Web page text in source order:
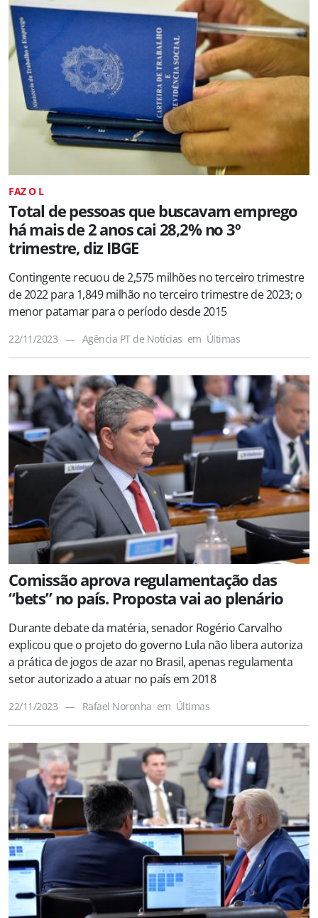
FAZ O L
Total de pessoas que buscavam emprego
há mais de 2 anos cai 28,2% no 3º
trimestre, diz IBGE
Contingente recuou de 2,575 milhões no terceiro trimestre
de 2022 para 1,849 milhão no terceiro trimestre de 2023; o
menor patamar para o período desde 2015
22/11/2023 — Agência PT de Notícias em Últimas
Comissão aprova regulamentação das
“bets” no país. Proposta vai ao plenário
Durante debate da matéria, senador Rogério Carvalho
explicou que o projeto do governo Lula não libera autoriza
a prática de jogos de azar no Brasil, apenas regulamenta
setor autorizado a atuar no país em 2018
22/11/2023 — Rafael Noronha em Últimas